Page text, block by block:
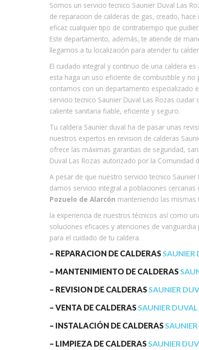
Somos un servicio tecnico Saunier Duval Las
de reparacion de calderas de gas, creado,
eficaz cualquier tipo de contratiempo que
Este departamento, además, te atiende de
llegamos a tu localización para atender tu
El cuidado integral y continuo de una caldera
esta haga un uso eficiente de combustible y
contamos con un departamento especializado
servicio tecnico Saunier Duval Las Rozas
caliente sanitaria fiable, eficiente y seguro.
Tu caldera Saunier duval ha de pasar unas
nuestros expertos en revision de calderas
ofrece las máximas garantias de seguridad,
Duval Las Rozas autorizado por la Comunidad
A pesar de que nuestro servicio tecnico
damos servicio integral a poblaciones cercanas
Pozuelo de Alarcón manteniendo las mismas
la experiencia de nuestros técnicos así como
soluciones eficaces y atenciones de
para el cuidado de tu caldera.
– REPARACION DE CALDERASSAUNIER
– MANTENIMIENTO DE CALDERAS
– REVISION DE CALDERASSAUNIER
– VENTA DE CALDERASSAUNIER DUVAL
– INSTALACIÓN DE CALDERAS
– LIMPIEZA DE CALDERASSAUNIER